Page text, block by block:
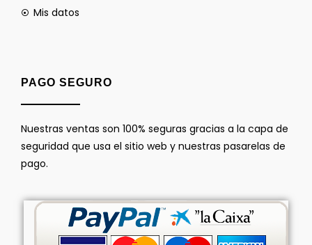
Mis datos
PAGO SEGURO
Nuestras ventas son 100% seguras gracias a la capa de
seguridad que usa el sitio web y nuestras pasarelas de
pago.